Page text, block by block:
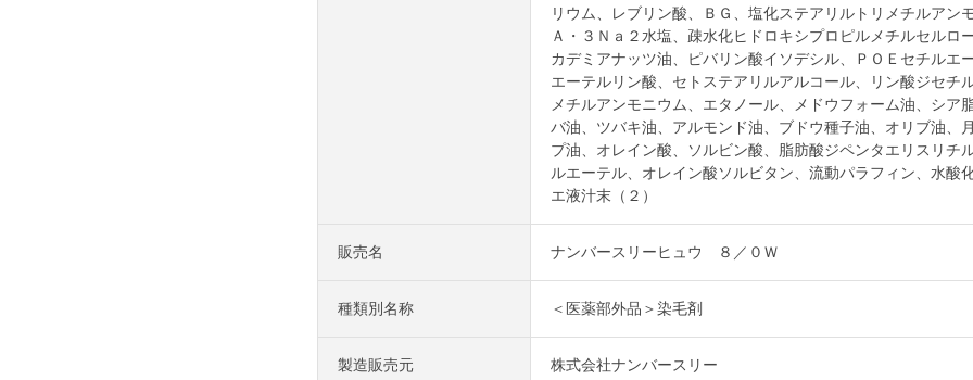
リウム、レブリン酸、ＢＧ、塩化ステアリルトリメチルアン
Ａ・３Ｎａ２水塩、疎水化ヒドロキシプロピルメチルセルロ
カデミアナッツ油、ピバリン酸イソデシル、ＰＯＥセチルエ
エーテルリン酸、セトステアリルアルコール、リン酸ジセチ
メチルアンモニウム、エタノール、メドウフォーム油、シア
バ油、ツバキ油、アルモンド油、ブドウ種子油、オリブ油、
プ油、オレイン酸、ソルビン酸、脂肪酸ジペンタエリスリチ
ルエーテル、オレイン酸ソルビタン、流動パラフィン、水酸
エ液汁末（２）
販売名 ナンバースリーヒュウ ８／０Ｗ
種類別名称 ＜医薬部外品＞染毛剤
製造販売元 株式会社ナンバースリー